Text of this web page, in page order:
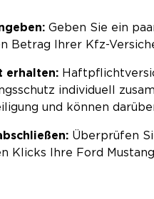
Geben Sie ein
Betrag Ihrer Kfz-
erhalten:
individuell
und können
Überprüfen
Klicks Ihre Ford